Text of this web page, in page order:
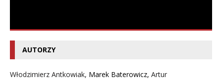
AUTORZY
Włodzimierz Antkowiak, Marek Baterowicz, Artur